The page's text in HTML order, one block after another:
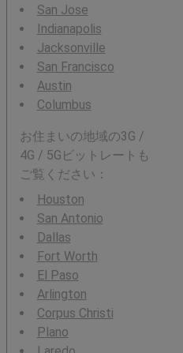
San Jose
Indianapolis
Jacksonville
San Francisco
Austin
Columbus
お住まいの地域の3G /
4G / 5Gビットレートも
ご覧ください：
Houston
San Antonio
Dallas
Fort Worth
El Paso
Arlington
Corpus Christi
Plano